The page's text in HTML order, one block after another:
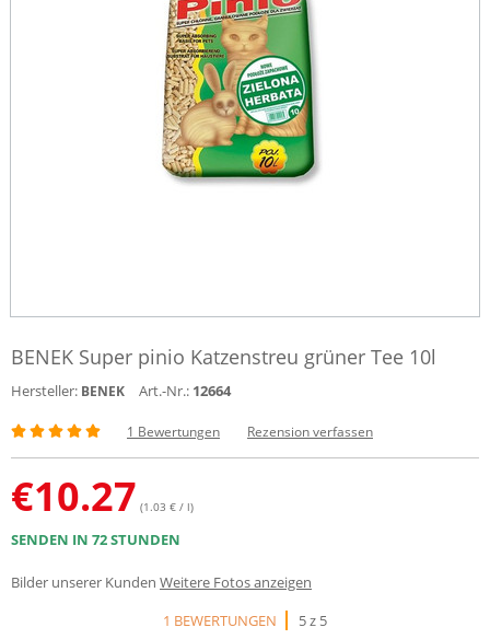
BENEK Super pinio Katzenstreu grüner Tee 10l
Hersteller: BENEK Art.-Nr.: 12664
1 Bewertungen Rezension verfassen
€10.27 (1.03 € / l)
SENDEN IN 72 STUNDEN
Bilder unserer Kunden Weitere Fotos anzeigen
1 BEWERTUNGEN
5 z 5